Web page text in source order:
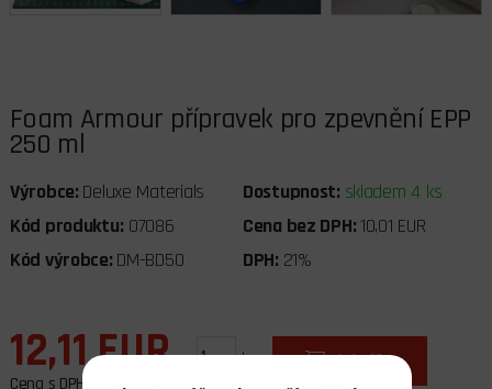
Foam Armour přípravek pro zpevnění EPP
250 ml
Výrobce: Deluxe Materials Dostupnost: skladem 4 ks
Kód produktu: 07086 Cena bez DPH:10,01 EUR
Kód výrobce: DM-BD50 DPH: 21%
12,11 EUR
Cena s DPH
ks do košíku